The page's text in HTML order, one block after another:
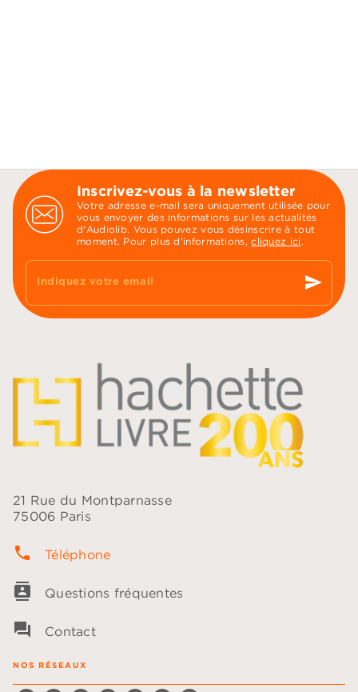
Inscrivez-vous à la newsletter
Votre adresse e-mail sera uniquement utilisée pour
vous envoyer des informations sur les actualités
d'Audiolib. Vous pouvez vous désinscrire à tout
moment. Pour plus d’informations,cliquez ici .
Indiquez votre email send
21 Rue du Montparnasse
75006 Paris
phone Téléphone
contacts Questions fréquentes
question_answer Contact
NOS RÉSEAUX